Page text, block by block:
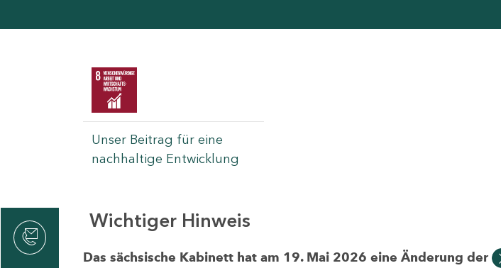
Unser Beitrag für eine
nachhaltige Entwicklung
Wichtiger Hinweis
Das sächsische Kabinett hat am 19. Mai 2026 eine Änderung der